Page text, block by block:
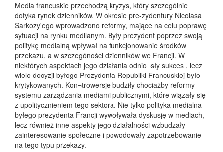
Media francuskie przechodzą kryzys, który szczególnie
dotyka rynek dzienników. W okresie pre-zydentury Nicolasa
Sarkozy'ego wprowadzono reformy, mające na celu poprawę
sytuacji na rynku medilanym. Były prezydent poprzez swoją
politykę medialną wpływał na funkcjonowanie środków
przekazu, a w szczegóności dzienników we Francji. W
niektórych aspektach jego działania odnio¬sły sukces , lecz
wiele decyzji byłego Prezydenta Republiki Francuskiej było
krytykowanych. Kon¬trowersje budziły chociażby reformy
systemu zarządzania mediami publicznymi, które wiązały się
z upolitycznieniem tego sektora. Nie tylko polityka medialna
byłego prezydenta Francji wywoływała dyskusję w mediach,
lecz również inne aspekty jego działalności wzbudzały
zainteresowanie społeczne i powodowały zapotrzebowanie
na tego typu przekazy.